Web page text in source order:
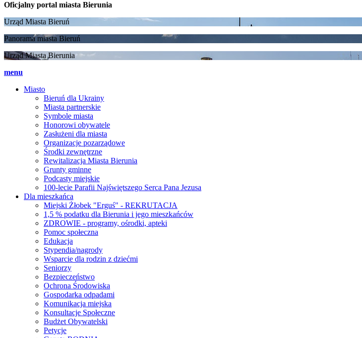
Oficjalny portal miasta Bierunia
Urząd Miasta Bieruń
Panorama miasta Bieruń
Urząd Miasta Bierunia
menu
Miasto
Bieruń dla Ukrainy
Miasta partnerskie
Symbole miasta
Honorowi obywatele
Zasłużeni dla miasta
Organizacje pozarządowe
Środki zewnętrzne
Rewitalizacja Miasta Bierunia
Grunty gminne
Podcasty miejskie
100-lecie Parafii Najświętszego Serca Pana Jezusa
Dla mieszkańca
Miejski Żłobek "Erguś" - REKRUTACJA
1,5 % podatku dla Bierunia i jego mieszkańców
ZDROWIE - programy, ośrodki, apteki
Pomoc społeczna
Edukacja
Stypendia/nagrody
Wsparcie dla rodzin z dziećmi
Seniorzy
Bezpieczeństwo
Ochrona Środowiska
Gospodarka odpadami
Komunikacja miejska
Konsultacje Społeczne
Budżet Obywatelski
Petycje